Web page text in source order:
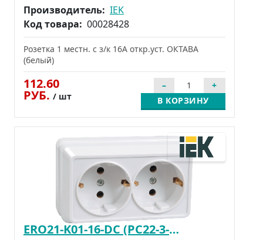
Производитель: IEK
Код товара: 00028428
Розетка 1 местн. c з/к 16А откр.уст. ОКТАВА
(белый)
112.60
РУБ. / шт В КОРЗИНУ
ERO21-K01-16-DC (РС22-3-ОБ)